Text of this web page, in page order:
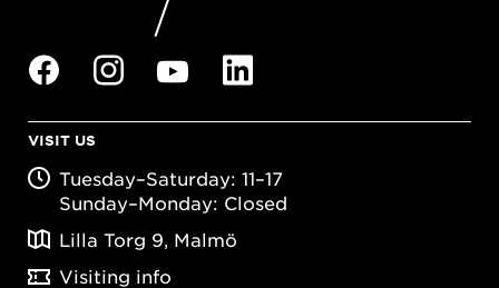
VISIT US
Tuesday–Saturday: 11–17
Sunday–Monday: Closed
Lilla Torg 9, Malmö
Visiting info